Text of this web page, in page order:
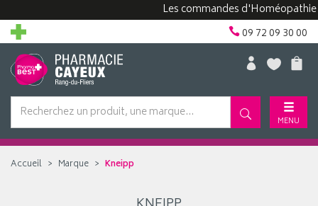
Les commandes d'Homéopathie
09 72 09 30 00
MENU
Accueil Marque Kneipp